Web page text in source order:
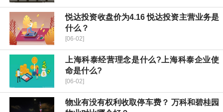
​悦达投资收盘价为4.16 ​悦达投资主营业务是
什么？
[06-02]
上海科泰经营理念是什么?上海科泰企业使
命是什么?
[06-02]
物业有没有权利收取停车费？ 万科和碧桂园